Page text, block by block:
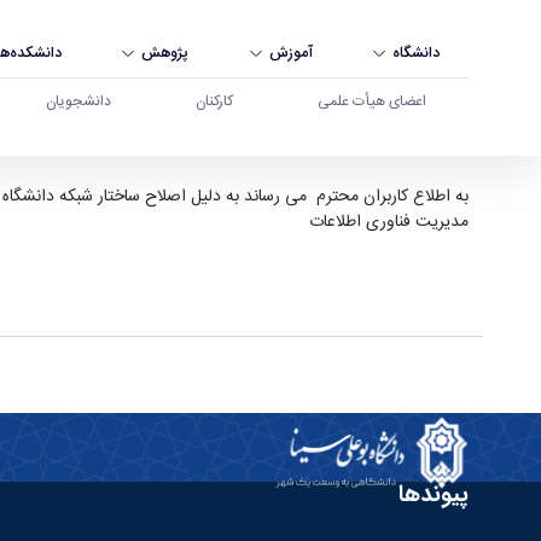
دانشگاه آموزش پژوهش
اعضای هیأت علمی کارکنان دانشجویان
اختلال و قطعی شبکه در تعدادی از دانشکده ها -
به اطلاع کاربران محترم می رساند به دلیل اصلاح ساختار شبکه دانشگاه از امروز سه شنبه 96/11/3 لغایت اواخر هفته شبکه در بعضی از دانشکده ها با
مدیریت فناوری اطلاعات
پیوندها